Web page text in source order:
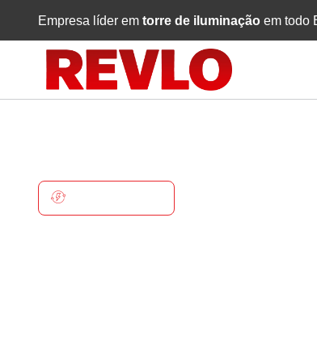
Empresa líder em torre de iluminação em todo